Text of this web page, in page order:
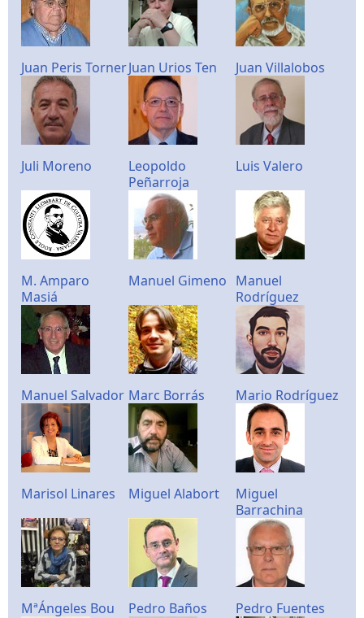
Juan Peris TornerJuan Urios Ten Juan Villalobos
Juli Moreno
Leopoldo
Peñarroja
Luis Valero
M. Amparo
Masiá
Manuel Gimeno Manuel
Rodríguez
Manuel Salvador Marc Borrás Mario Rodríguez
Marisol Linares Miguel Alabort
Miguel
Barrachina
MªÁngeles Bou Pedro Baños Pedro Fuentes